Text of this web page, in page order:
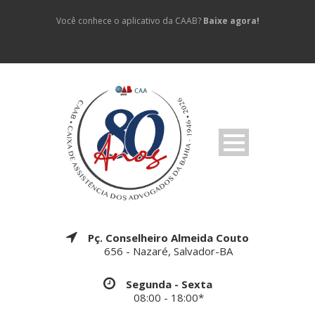
Você conhece o aplicativo da CAAB? Baixe agora!
Pç. Conselheiro Almeida Couto
656 - Nazaré, Salvador-BA
Segunda - Sexta
08:00 - 18:00*